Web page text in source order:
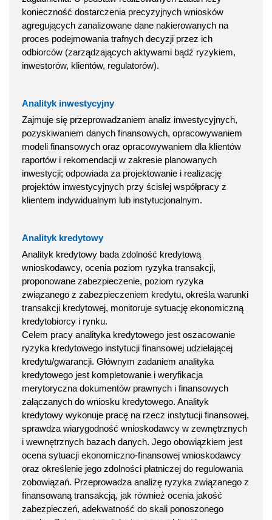
konieczność dostarczenia precyzyjnych wniosków
agregujących zanalizowane dane nakierowanych na
proces podejmowania trafnych decyzji przez ich
odbiorców (zarządzających aktywami bądź ryzykiem,
inwestorów, klientów, regulatorów).
Analityk inwestycyjny
Zajmuje się przeprowadzaniem analiz inwestycyjnych,
pozyskiwaniem danych finansowych, opracowywaniem
modeli finansowych oraz opracowywaniem dla klientów
raportów i rekomendacji w zakresie planowanych
inwestycji; odpowiada za projektowanie i realizację
projektów inwestycyjnych przy ścisłej współpracy z
klientem indywidualnym lub instytucjonalnym.
Analityk kredytowy
Analityk kredytowy bada zdolność kredytową
wnioskodawcy, ocenia poziom ryzyka transakcji,
proponowane zabezpieczenie, poziom ryzyka
związanego z zabezpieczeniem kredytu, określa warunki
transakcji kredytowej, monitoruje sytuację ekonomiczną
kredytobiorcy i rynku.
Celem pracy analityka kredytowego jest oszacowanie
ryzyka kredytowego instytucji finansowej udzielającej
kredytu/gwarancji. Głównym zadaniem analityka
kredytowego jest kompletowanie i weryfikacja
merytoryczna dokumentów prawnych i finansowych
załączanych do wniosku kredytowego. Analityk
kredytowy wykonuje pracę na rzecz instytucji finansowej,
sprawdza wiarygodność wnioskodawcy w zewnętrznych
i wewnętrznych bazach danych. Jego obowiązkiem jest
ocena sytuacji ekonomiczno-finansowej wnioskodawcy
oraz określenie jego zdolności płatniczej do regulowania
zobowiązań. Przeprowadza analizę ryzyka związanego z
finansowaną transakcją, jak również ocenia jakość
zabezpieczeń, adekwatność do skali ponoszonego